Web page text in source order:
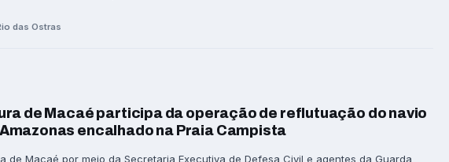
das Ostras
de Macaé participa da operação de reflutuação do navio
encalhado na Praia Campista
de Macaé por meio da Secretaria Executiva de Defesa Civil e agentes da Guarda